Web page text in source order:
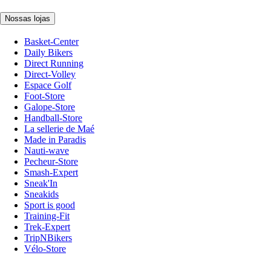
Nossas lojas
Basket-Center
Daily Bikers
Direct Running
Direct-Volley
Espace Golf
Foot-Store
Galope-Store
Handball-Store
La sellerie de Maé
Made in Paradis
Nauti-wave
Pecheur-Store
Smash-Expert
Sneak'In
Sneakids
Sport is good
Training-Fit
Trek-Expert
TripNBikers
Vélo-Store